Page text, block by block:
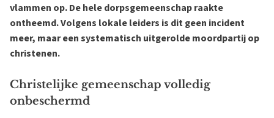
vlammen op. De hele dorpsgemeenschap raakte
ontheemd. Volgens lokale leiders is dit geen incident
meer, maar een systematisch uitgerolde moordpartij op
christenen.
Christelijke gemeenschap volledig
onbeschermd